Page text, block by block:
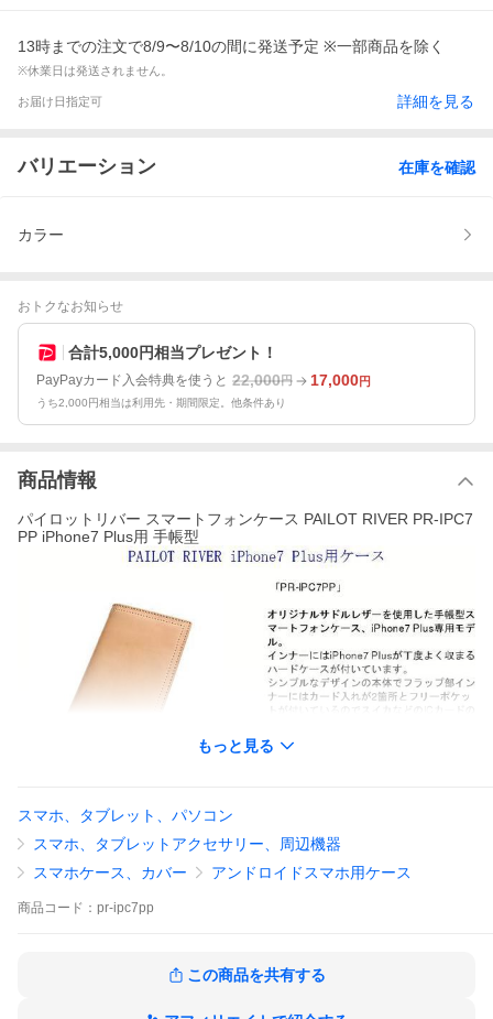
13時までの注文で8/9〜8/10の間に発送予定 ※一部商品を除く
※休業日は発送されません。
お届け日指定可 詳細を見る
バリエーション 在庫を確認
カラー
おトクなお知らせ
合計5,000円相当プレゼント！
PayPayカード入会特典を使うと 22,000円 17,000円
うち2,000円相当は利用先・期間限定。他条件あり
商品情報
パイロットリバー スマートフォンケース PAILOT RIVER PR-IPC7
PP iPhone7 Plus用 手帳型
もっと見る
スマホ、タブレット、パソコン
スマホ、タブレットアクセサリー、周辺機器
スマホケース、カバー
アンドロイドスマホ用ケース
商品 コード： pr-ipc7pp
この商品を共有する